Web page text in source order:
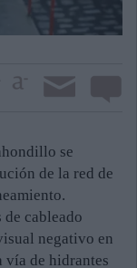
se
de la red de
de cableado
negativo en
vía de hidrantes